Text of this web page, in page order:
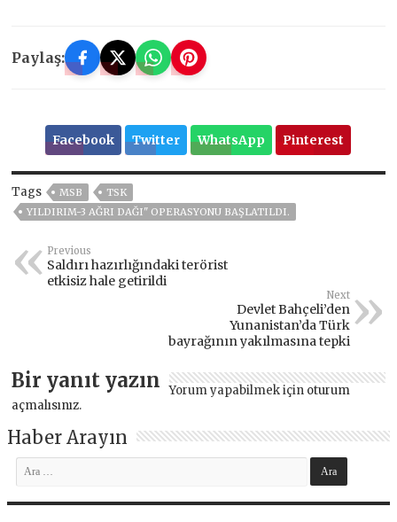
Paylaş:
Facebook Twitter WhatsApp Pinterest
Tags MSB
TSK
YILDIRIM-3 AĞRI DAĞI" OPERASYONU BAŞLATILDI.
Previous
Saldırı hazırlığındaki terörist
etkisiz hale getirildi
Next
Devlet Bahçeli’den
Yunanistan’da Türk
bayrağının yakılmasına tepki
Bir yanıt yazın Yorum yapabilmek için oturum
açmalısınız.
Haber Arayın